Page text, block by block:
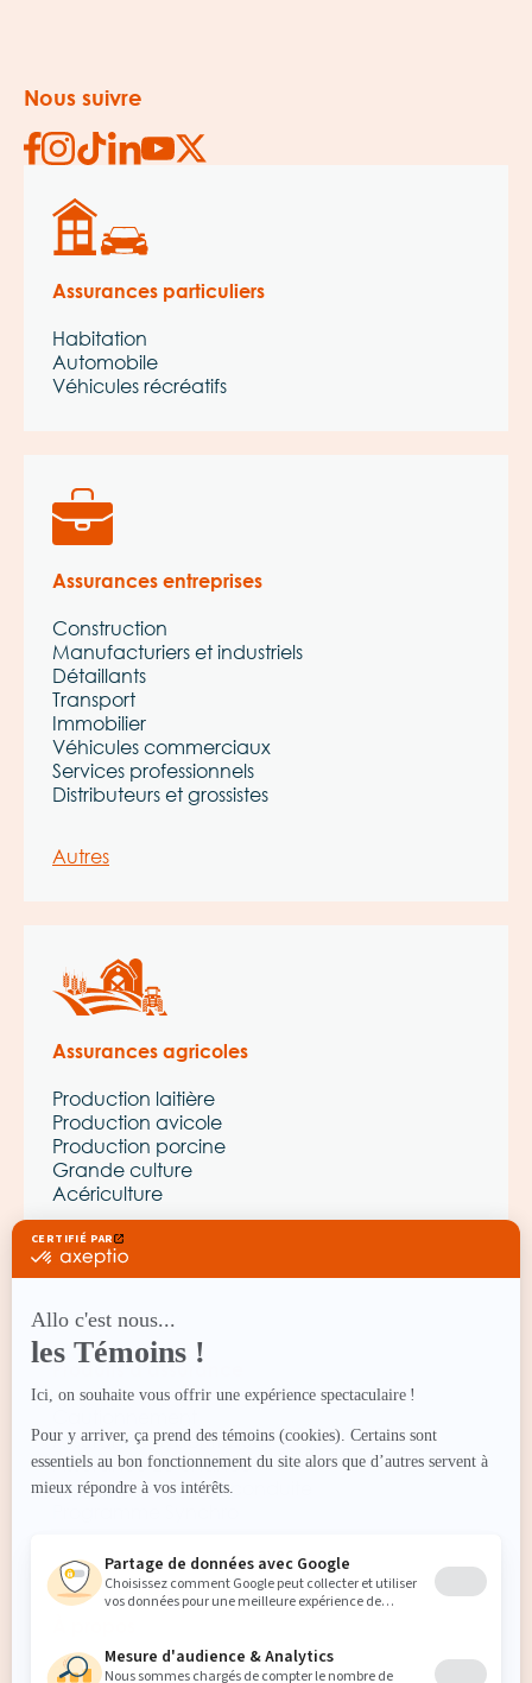
Nous suivre
Assurances particuliers
Habitation
Automobile
Véhicules récréatifs
Assurances entreprises
Construction
Manufacturiers et industriels
Détaillants
Transport
Immobilier
Véhicules commerciaux
Services professionnels
Distributeurs et grossistes
Autres
Assurances agricoles
Production laitière
Production avicole
Production porcine
Grande culture
Acériculture
Autres
Produits d’assurance
Assurance cyber-risques
Assurance 2e chance
Programme bonne conduite
Blogue